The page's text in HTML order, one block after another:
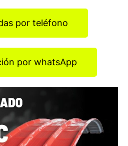
por teléfono
por whatsApp